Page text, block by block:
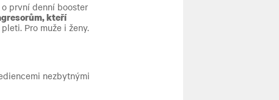
první denní booster
kteří
Pro muže i ženy.
nezbytnými